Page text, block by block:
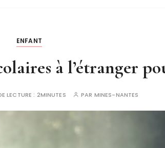
ENFANT
à l’étranger
LECTURE : 2MINUTES PAR MINES-NANTES